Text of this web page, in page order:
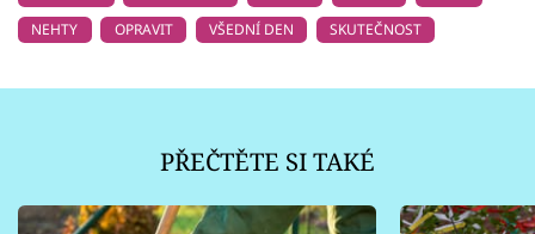
NEHTY
OPRAVIT VŠEDNÍ DEN SKUTEČNOST
PŘEČTĚTE SI TAKÉ